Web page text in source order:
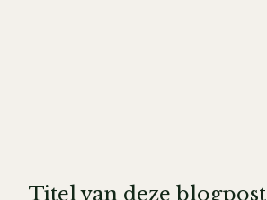
Titel van deze blogpost